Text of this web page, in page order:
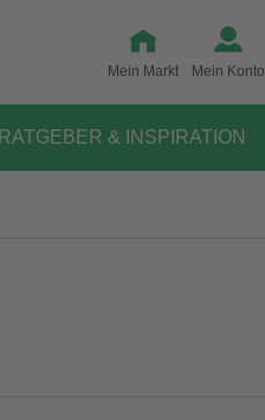
Mein Markt Mein Konto
RATGEBER & INSPIRATION